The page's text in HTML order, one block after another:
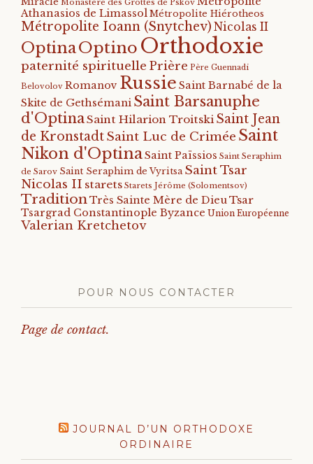
Athanasios de Limassol Métropolite Hiérotheos
Métropolite Ioann (Snytchev) Nicolas II
OptinaOptino Orthodoxie
paternité spirituelle Prière Père Guennadi
Belovolov Romanov Russie Saint Barnabé de la
Skite de Gethsémani Saint Barsanuphe
d'Optina Saint Hilarion Troitski Saint Jean
de KronstadtSaint Luc de Crimée Saint
Nikon d'OptinaSaint Païssios Saint Seraphim
de Sarov Saint Seraphim de Vyritsa Saint Tsar
Nicolas II starets Starets Jérôme (Solomentsov)
Tradition Très Sainte Mère de DieuTsar
Tsargrad Constantinople Byzance Union Européenne
Valerian Kretchetov
POUR NOUS CONTACTER
Page de contact.
JOURNAL D’UN ORTHODOXE
ORDINAIRE